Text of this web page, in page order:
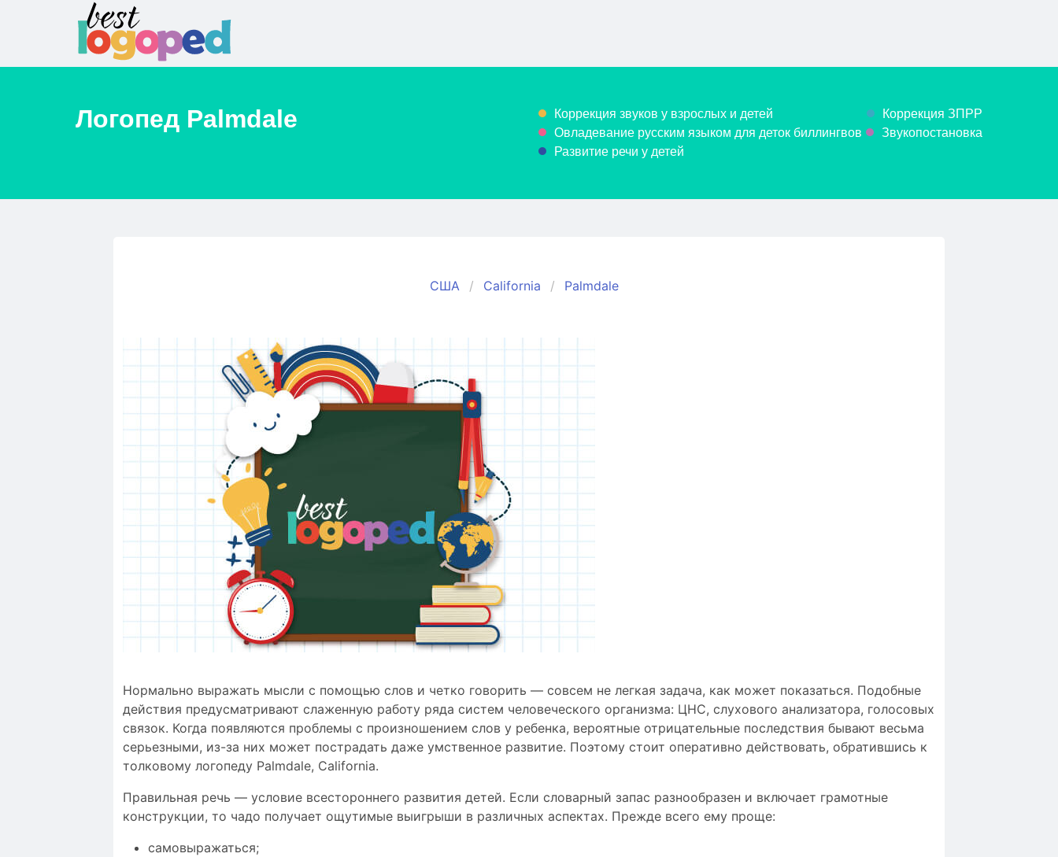
Логопед Palmdale Коррекция звуков у взрослых и детей
Коррекция ЗПРР
Овладевание русским языком для деток биллингвов
Звукопостановка
Развитие речи у детей
США California Palmdale
Нормально выражать мысли с помощью слов и четко говорить — совсем не легкая задача, как может показаться. Подобные
действия предусматривают слаженную работу ряда систем человеческого организма: ЦНС, слухового анализатора, голосовых
связок. Когда появляются проблемы c произношением слов у ребенка, вероятные отрицательные последствия бывают весьма
серьезными, из-за них может пострадать даже умственное развитие. Поэтому стоит оперативно действовать, обратившись к
толковому логопеду Palmdale, California.
Правильная речь — условие всестороннего развития детей. Если словарный запас разнообразен и включает грамотные
конструкции, то чадо получает ощутимые выигрыши в различных аспектах. Прежде всего ему проще:
самовыражаться;